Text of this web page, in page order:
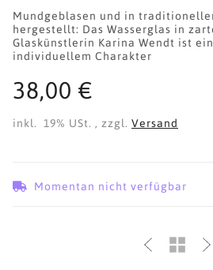
Mundgeblasen und in
hergestellt: Das Wasserglas in
Glaskünstlerin Karina Wendt ist
individuellem Charakter
38,00 €
inkl. 19% USt. , zzgl. Versand
Momentan nicht verfügbar